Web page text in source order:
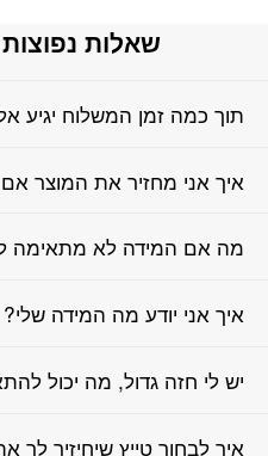
שאלות
תוך כמה זמן המשלוח יגיע
איך אני מחזיר את המוצר
מה אם המידה לא מתאימה
איך אני יודע מה המידה שלי?
יש לי חזה גדול, מה יכול
איך לבחור טייץ שיחיזיר לך